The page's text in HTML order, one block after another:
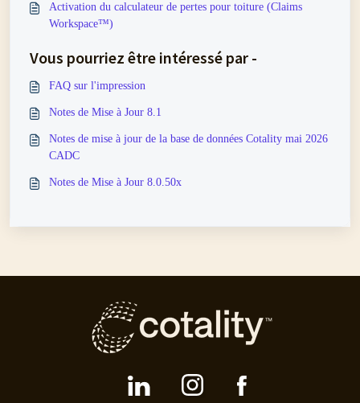
Activation du calculateur de pertes pour toiture (Claims
Workspace™)
Vous pourriez être intéressé par -
FAQ sur l'impression
Notes de Mise à Jour 8.1
Notes de mise à jour de la base de données Cotality mai 2026
CADC
Notes de Mise à Jour 8.0.50x